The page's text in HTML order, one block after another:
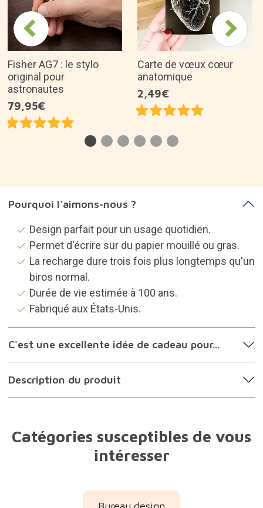
Fisher AG7 : le stylo
original pour
astronautes
79,95€
Carte de vœux cœur
anatomique
2,49€
Pourquoi l'aimons-nous ?
Design parfait pour un usage quotidien.
Permet d'écrire sur du papier mouillé ou gras.
La recharge dure trois fois plus longtemps qu'un
biros normal.
Durée de vie estimée à 100 ans.
Fabriqué aux États-Unis.
C'est une excellente idée de cadeau pour...
Description du produit
Catégories susceptibles de vous
intéresser